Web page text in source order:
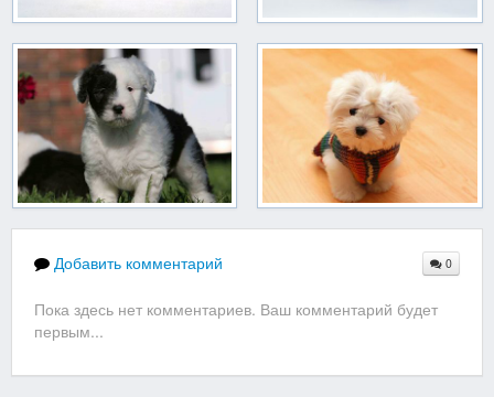
Добавить комментарий 0
Пока здесь нет комментариев. Ваш комментарий будет
первым...